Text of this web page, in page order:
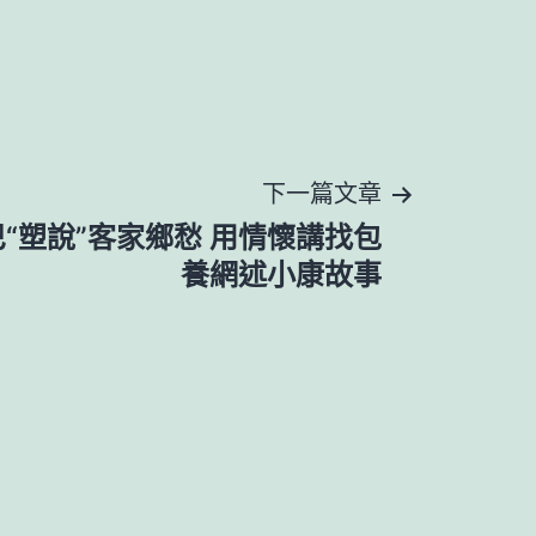
下一篇文章
塑說”客家鄉愁 用情懷講找包
養網述小康故事